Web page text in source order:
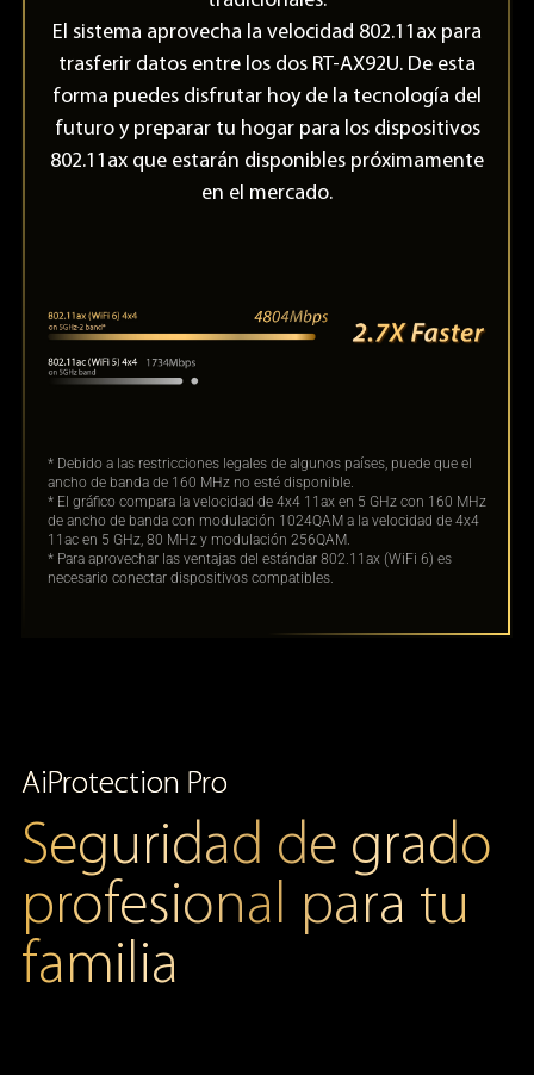
El sistema aprovecha la velocidad 802.11ax para
trasferir datos entre los dos RT-AX92U. De esta
forma puedes disfrutar hoy de la tecnología del
futuro y preparar tu hogar para los dispositivos
802.11ax que estarán disponibles próximamente
en el mercado.
* Debido a las restricciones legales de algunos países, puede que el
ancho de banda de 160 MHz no esté disponible.
* El gráfico compara la velocidad de 4x4 11ax en 5 GHz con 160 MHz
de ancho de banda con modulación 1024QAM a la velocidad de 4x4
11ac en 5 GHz, 80 MHz y modulación 256QAM.
* Para aprovechar las ventajas del estándar 802.11ax (WiFi 6) es
necesario conectar dispositivos compatibles.
AiProtection Pro
Seguridad de grado
profesional para tu
familia